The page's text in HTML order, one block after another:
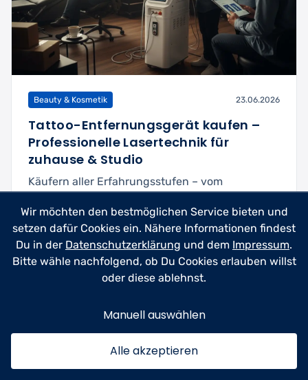
Beauty & Kosmetik 23.06.2026
Tattoo-Entfernungsgerät kaufen –
Professionelle Lasertechnik für
zuhause & Studio
Käufern aller Erfahrungsstufen – vom
helfen, das richtige T...
Mehr lesen 5min
Wir möchten den bestmöglichen Service bieten und
setzen dafür Cookies ein. Nähere Informationen findest
Du in der Datenschutzerklärung und dem Impressum.
Bitte wähle nachfolgend, ob Du Cookies erlauben willst
oder diese ablehnst.
Manuell auswählen
Alle akzeptieren